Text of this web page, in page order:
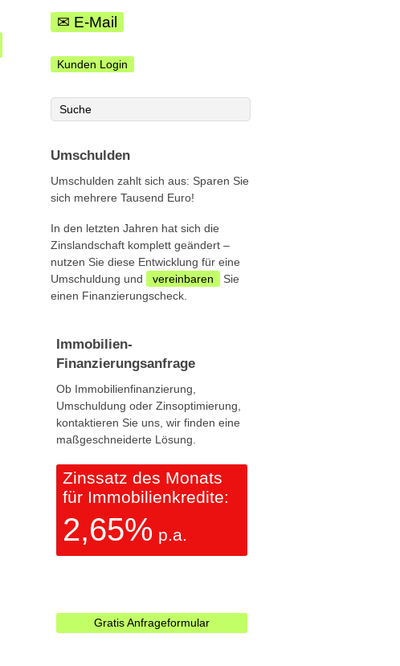
✉ E-Mail
Kunden Login
Umschulden
Umschulden zahlt sich aus: Sparen Sie
sich mehrere Tausend Euro!
In den letzten Jahren hat sich die
Zinslandschaft komplett geändert –
nutzen Sie diese Entwicklung für eine
Umschuldung und
vereinbaren
Sie
einen Finanzierungscheck.
Immobilien-
Finanzierungsanfrage
Ob Immobilienfinanzierung,
Umschuldung oder Zinsoptimierung,
kontaktieren Sie uns, wir finden eine
maßgeschneiderte Lösung.
Zinssatz des Monats
für Immobilienkredite:
2,65% p.a.
Gratis Anfrageformular